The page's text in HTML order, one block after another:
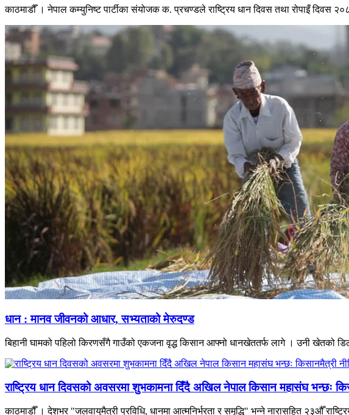
काठमाडौँ । नेपाल कम्युनिष्ट पार्टीका संयोजक क. प्रचण्डले राष्ट्रिय धान दिवस तथा रोपाइँ दिवस
धान : मानव जीवनको आधार, सभ्यताको मेरुदण्ड
बिहानी घामको पहिलो किरणसँगै गाउँको एकजना वृद्ध किसान आफ्नो धानखेततर्फ लागे । उनी खेतको
राष्ट्रिय धान दिवसको अवसरमा शुभकामना दिँदै अखिल नेपाल किसान महासंघ भन्छः
काठमाडौँ । देशभर "जलवायुमैत्री प्रविधि, धानमा आत्मनिर्भरता र समृद्धि" भन्ने नारासहित २३औँ